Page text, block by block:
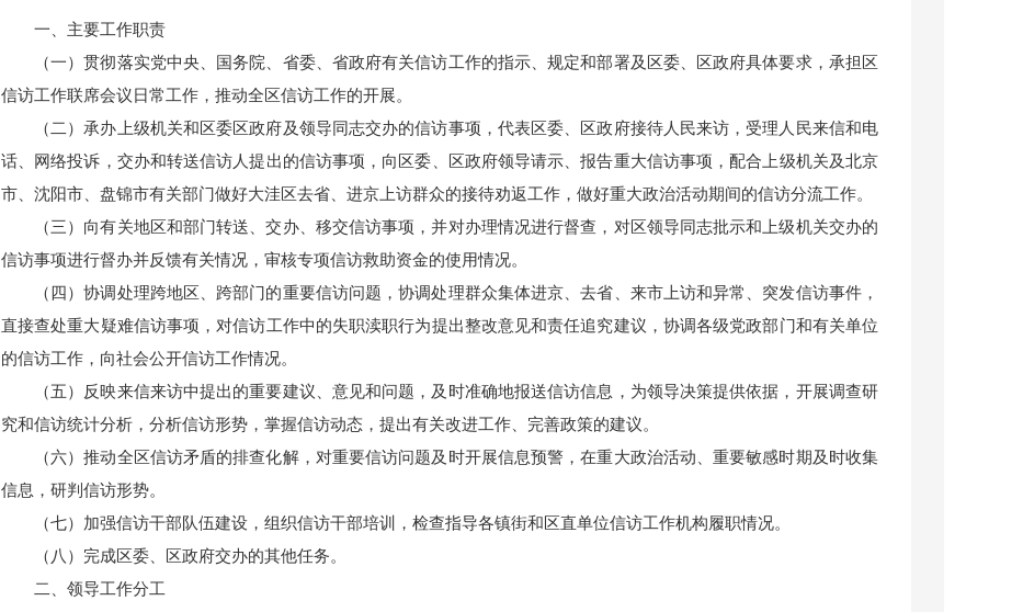
一、主要工作职责
（一）贯彻落实党中央、国务院、省委、省政府有关信访工作的指示、规定和部署及区委、区政府具体要求，承担区
信访工作联席会议日常工作，推动全区信访工作的开展。
（二）承办上级机关和区委区政府及领导同志交办的信访事项，代表区委、区政府接待人民来访，受理人民来信和电
话、网络投诉，交办和转送信访人提出的信访事项，向区委、区政府领导请示、报告重大信访事项，配合上级机关及北京
市、沈阳市、盘锦市有关部门做好大洼区去省、进京上访群众的接待劝返工作，做好重大政治活动期间的信访分流工作。
（三）向有关地区和部门转送、交办、移交信访事项，并对办理情况进行督查，对区领导同志批示和上级机关交办的
信访事项进行督办并反馈有关情况，审核专项信访救助资金的使用情况。
（四）协调处理跨地区、跨部门的重要信访问题，协调处理群众集体进京、去省、来市上访和异常、突发信访事件，
直接查处重大疑难信访事项，对信访工作中的失职渎职行为提出整改意见和责任追究建议，协调各级党政部门和有关单位
的信访工作，向社会公开信访工作情况。
（五）反映来信来访中提出的重要建议、意见和问题，及时准确地报送信访信息，为领导决策提供依据，开展调查研
究和信访统计分析，分析信访形势，掌握信访动态，提出有关改进工作、完善政策的建议。
（六）推动全区信访矛盾的排查化解，对重要信访问题及时开展信息预警，在重大政治活动、重要敏感时期及时收集
信息，研判信访形势。
（七）加强信访干部队伍建设，组织信访干部培训，检查指导各镇街和区直单位信访工作机构履职情况。
（八）完成区委、区政府交办的其他任务。
二、领导工作分工